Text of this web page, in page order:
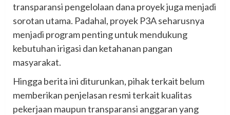
transparansi pengelolaan dana proyek juga menjadi
sorotan utama. Padahal, proyek P3A seharusnya
menjadi program penting untuk mendukung
kebutuhan irigasi dan ketahanan pangan
masyarakat.
‎Hingga berita ini diturunkan, pihak terkait belum
memberikan penjelasan resmi terkait kualitas
pekerjaan maupun transparansi anggaran yang